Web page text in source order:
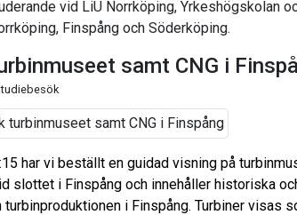
vid LiU Norrköping, Yrkeshögskolan
Finspång och Söderköping.
samt CNG i
har vi beställt en guidad visning på
slottet i Finspång och innehåller historiska
i Finspång. Turbiner visas